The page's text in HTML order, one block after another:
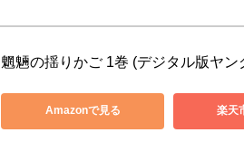
魍魎の揺りかご 1巻 (デジタル版ヤ
Amazonで見る 楽天